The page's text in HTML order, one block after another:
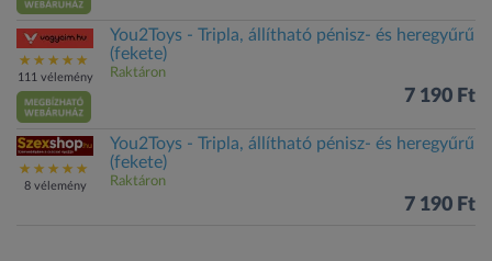
111 vélemény
You2Toys - Tripla, állítható pénisz- és heregyűrű
(fekete)
Raktáron
7 190 Ft
8 vélemény
You2Toys - Tripla, állítható pénisz- és heregyűrű
(fekete)
Raktáron
7 190 Ft